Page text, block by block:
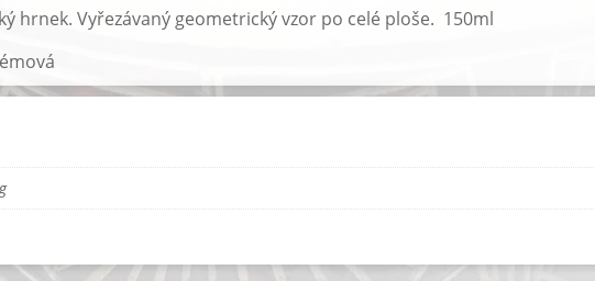
hrnek. Vyřezávaný geometrický vzor po celé ploše. 150ml